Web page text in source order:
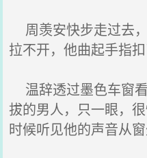
周羡安快步走过去
拉不开，他曲起手指扣
温辞透过墨色车窗
拔的男人，只一眼，
时候听见他的声音从窗